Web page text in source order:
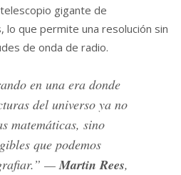
gigante de
lo que permite una resolución sin
de onda de radio.
en una era donde
del universo ya no
matemáticas, sino
que podemos
—Martin Rees,